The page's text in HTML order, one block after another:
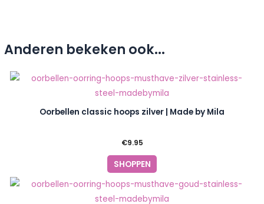
Anderen bekeken ook...
Oorbellen classic hoops zilver | Made by Mila
€9.95
SHOPPEN